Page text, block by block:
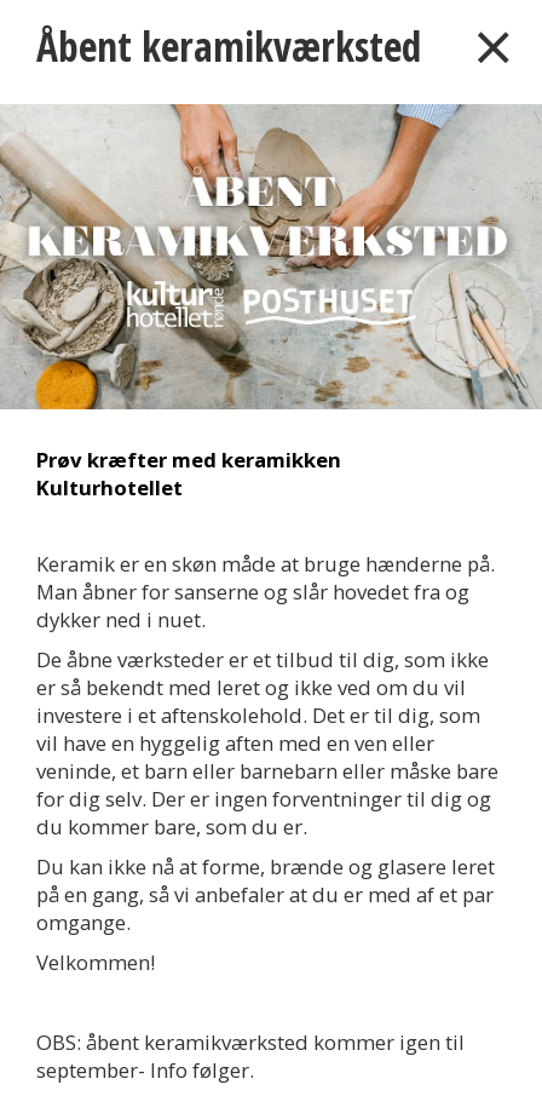
Book et lokale
Lokaler Kontakt Om hotellet
Åbent keramikværksted >>
Previous
Events
Mr. Dean & The Rebels
×
Åbent keramikværksted
Prøv kræfter med keramikken
Kulturhotellet
Keramik er en skøn måde at bruge hænderne på.
Man åbner for sanserne og slår hovedet fra og
dykker ned i nuet.
De åbne værksteder er et tilbud til dig, som ikke
er så bekendt med leret og ikke ved om du vil
investere i et aftenskolehold. Det er til dig, som
vil have en hyggelig aften med en ven eller
veninde, et barn eller barnebarn eller måske bare
for dig selv. Der er ingen forventninger til dig og
du kommer bare, som du er.
Du kan ikke nå at forme, brænde og glasere leret
på en gang, så vi anbefaler at du er med af et par
omgange.
Velkommen!
OBS: åbent keramikværksted kommer igen til
september- Info følger.